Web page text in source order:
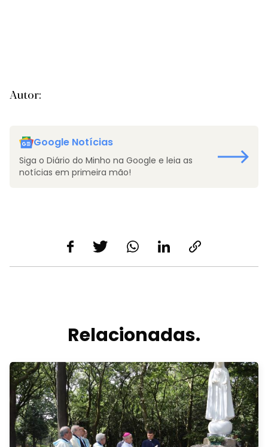
Autor:
Google Notícias
Siga o Diário do Minho na Google e leia as
notícias em primeira mão!
Relacionadas.